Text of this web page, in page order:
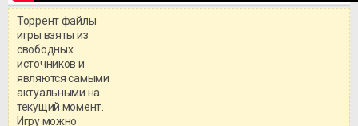
Торрент файлы
игры взяты из
свободных
источников и
являются самыми
актуальными на
текущий момент.
Игру можно